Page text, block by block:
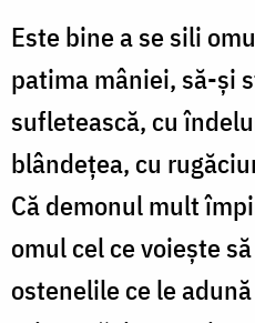
Este bine a se sili
patima mâniei, să-şi
sufletească, cu
blândeţea, cu
Că demonul mult
omul cel ce voieşte
ostenelile ce le